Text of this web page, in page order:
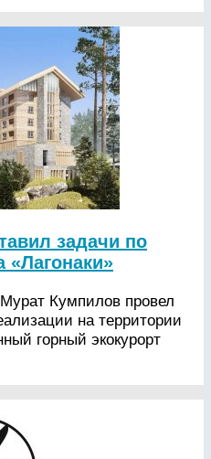
задачи по
«Лагонаки»
Кумпилов провел
на территории
горный экокурорт